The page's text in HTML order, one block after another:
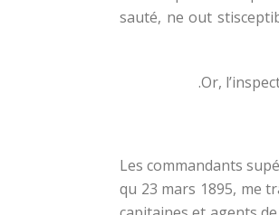
sauté, ne out
Or,
Les commandants
qu 23 mars 1895, me